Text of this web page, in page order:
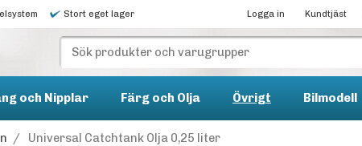
Stort eget lager Logga in Kundtjäst
och Nipplar Färg och Olja Övrigt Bilmodell
/ Universal Catchtank Olja 0,25 liter